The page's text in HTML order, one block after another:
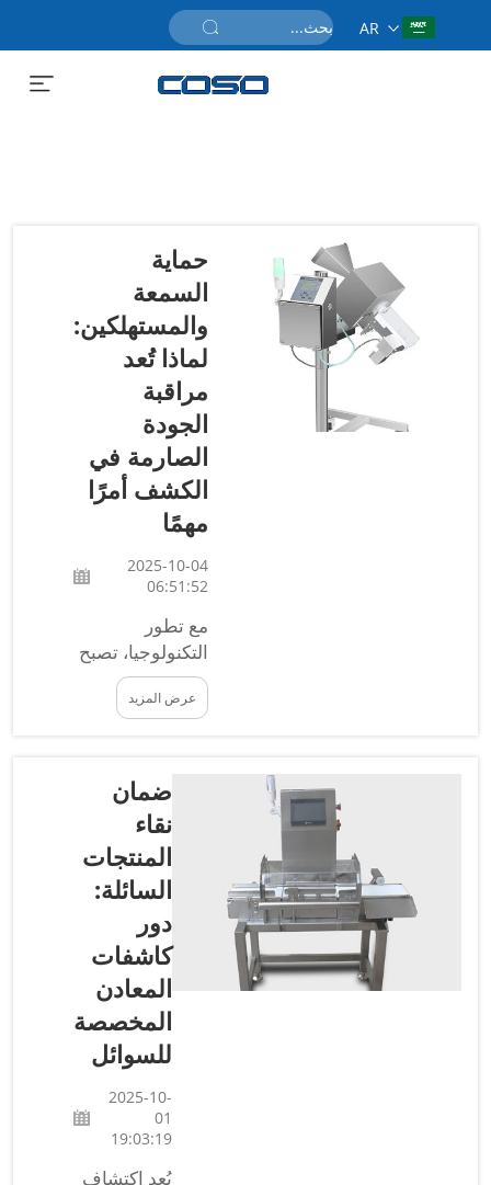
AR
حماية
السمعة
والمستهلكين:
لماذا تُعد
مراقبة
الجودة
الصارمة في
الكشف أمرًا
مهمًا
2025-10-04
06:51:52
مع تطور
التكنولوجيا، تصبح
مراقبة الجودة
المكثفة جدًا في
باطراد. في شركة
COSO، نحن
ندرك مدى أهمية
أن تحمي
الاختبارات
الصارمة السمعة
وتحمي
المستهلكين. من
أجل تحسين
الثقة...
عرض المزيد
ضمان
نقاء
المنتجات
السائلة:
دور
كاشفات
المعادن
المخصصة
للسوائل
2025-10-
01
19:03:19
يُعد اكتشاف